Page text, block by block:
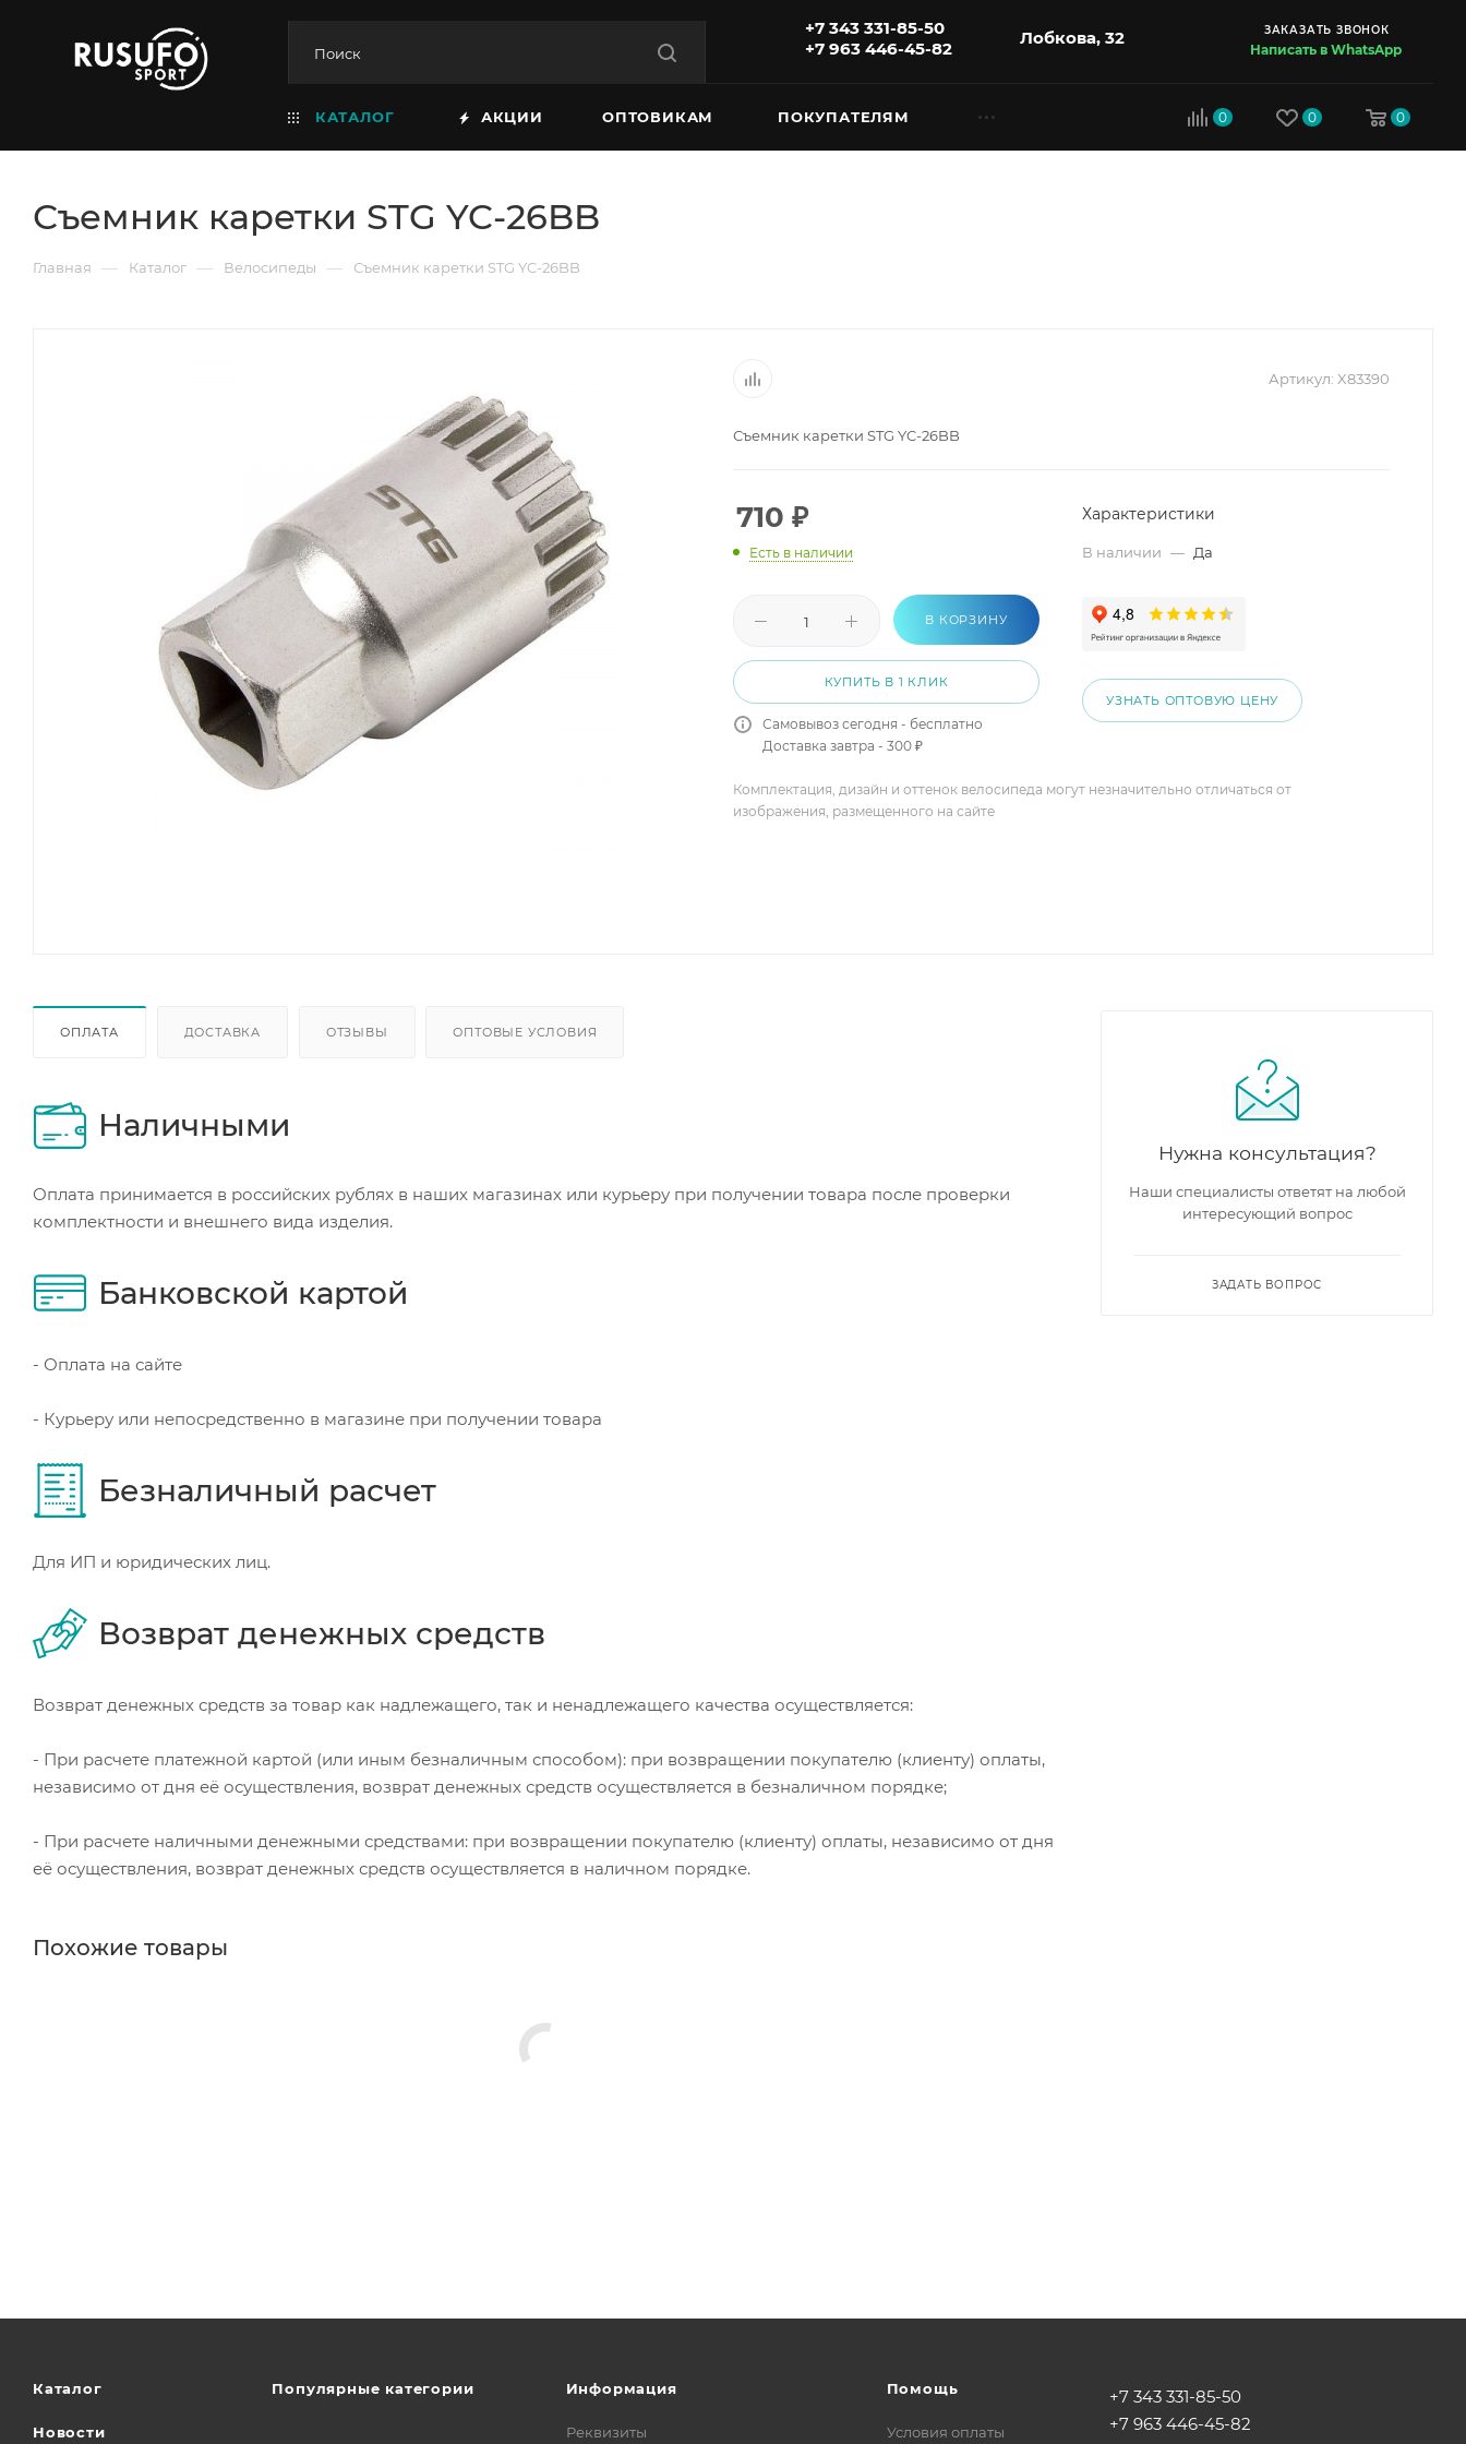
+7 343 331-85-50
+7 963 446-45-82
Лобкова, 32 ЗАКАЗАТЬ ЗВОНОК
Написать в WhatsApp
0 0 0
КАТАЛОГ АКЦИИ ОПТОВИКАМ ПОКУПАТЕЛЯМ
Съемник каретки STG YC-26BB
Главная — Каталог — Велосипеды — Съемник каретки STG YC-26BB
Артикул: X83390
Съемник каретки STG YC-26BB
710 ₽
Есть в наличии
В КОРЗИНУ
КУПИТЬ В 1 КЛИК
Самовывоз сегодня - бесплатно
Доставка завтра - 300 ₽
Характеристики
В наличии — Да
УЗНАТЬ ОПТОВУЮ ЦЕНУ
Комплектация, дизайн и оттенок велосипеда могут незначительно отличаться от
изображения, размещенного на сайте
ОПЛАТА ДОСТАВКА ОТЗЫВЫ ОПТОВЫЕ УСЛОВИЯ
Наличными
Оплата принимается в российских рублях в наших магазинах или курьеру при получении товара после проверки
комплектности и внешнего вида изделия.
Банковской картой
- Оплата на сайте
- Курьеру или непосредственно в магазине при получении товара
Безналичный расчет
Для ИП и юридических лиц.
Возврат денежных средств
Возврат денежных средств за товар как надлежащего, так и ненадлежащего качества осуществляется:
- При расчете платежной картой (или иным безналичным способом): при возвращении покупателю (клиенту) оплаты,
независимо от дня её осуществления, возврат денежных средств осуществляется в безналичном порядке;
- При расчете наличными денежными средствами: при возвращении покупателю (клиенту) оплаты, независимо от дня
её осуществления, возврат денежных средств осуществляется в наличном порядке.
Похожие товары
Нужна консультация?
Наши специалисты ответят на любой
интересующий вопрос
ЗАДАТЬ ВОПРОС
Каталог
Новости
Популярные категории Информация
Реквизиты
Помощь
Условия оплаты
+7 343 331-85-50
+7 963 446-45-82